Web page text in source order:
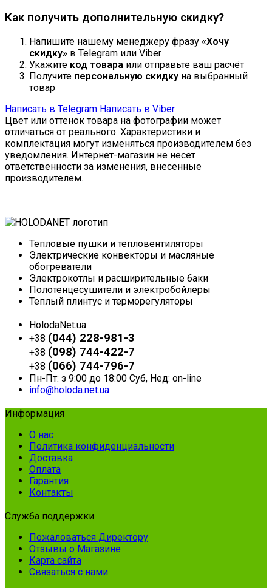
Как получить дополнительную скидку?
Напишите нашему менеджеру фразу «Хочу
скидку» в Telegram или Viber
Укажите код товара или отправьте ваш расчёт
Получите персональную скидку на выбранный
товар
Написать в Telegram Написать в Viber
Цвет или оттенок товара на фотографии может
отличаться от реального. Характеристики и
комплектация могут изменяться производителем без
уведомления. Интернет-магазин не несет
ответственности за изменения, внесенные
производителем.
Тепловые пушки и тепловентиляторы
Электрические конвекторы и масляные
обогреватели
Электрокотлы и расширительные баки
Полотенцесушители и электробойлеры
Теплый плинтус и терморегуляторы
HolodaNet.ua
+38 (044) 228-981-3
+38 (098) 744-422-7
+38 (066) 744-796-7
Пн-Пт: з 9:00 до 18:00 Суб, Нед: on-line
info@holoda.net.ua
Информация
О нас
Политика конфиденциальности
Доставка
Оплата
Гарантия
Контакты
Служба поддержки
Пожаловаться Директору
Отзывы о Магазине
Карта сайта
Связаться с нами